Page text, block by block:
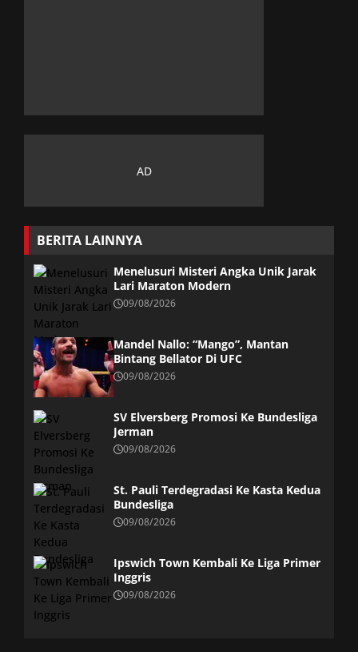
BERITA LAINNYA
Menelusuri Misteri Angka Unik Jarak
Lari Maraton Modern
09/08/2026
Mandel Nallo: “Mango”, Mantan
Bintang Bellator Di UFC
09/08/2026
SV Elversberg Promosi Ke Bundesliga
Jerman
09/08/2026
St. Pauli Terdegradasi Ke Kasta Kedua
Bundesliga
09/08/2026
Ipswich Town Kembali Ke Liga Primer
Inggris
09/08/2026